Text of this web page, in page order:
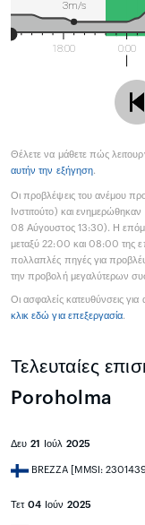
18:00 0:00
3m/s
Θέλετε να μάθετε πώς
αυτήν την εξήγηση.
Οι προβλέψεις του ανέμου
Ινστιτούτο) και
08 Αύγουστος 13:30). Η
μεταξύ 22:00 και 08:00 της
πολλαπλές πηγές για
την προβολή μεγαλύτερων
Οι ασφαλείς κατευθύνσεις
κλικ εδώ για επεξεργασία.
Τελευταίες
Poroholma
Δευ 21 Ιούλ 2025
BREZZA [MMSI:
Τετ 04 Ιούν 2025